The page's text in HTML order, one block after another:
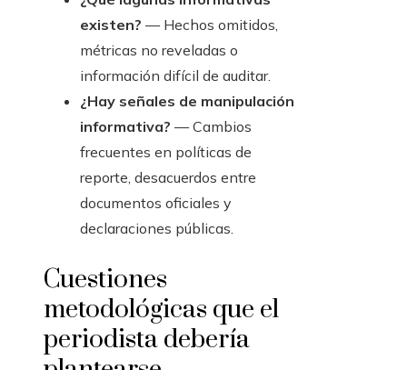
existen? — Hechos omitidos,
métricas no reveladas o
información difícil de auditar.
¿Hay señales de manipulación
informativa? — Cambios
frecuentes en políticas de
reporte, desacuerdos entre
documentos oficiales y
declaraciones públicas.
Cuestiones
metodológicas que el
periodista debería